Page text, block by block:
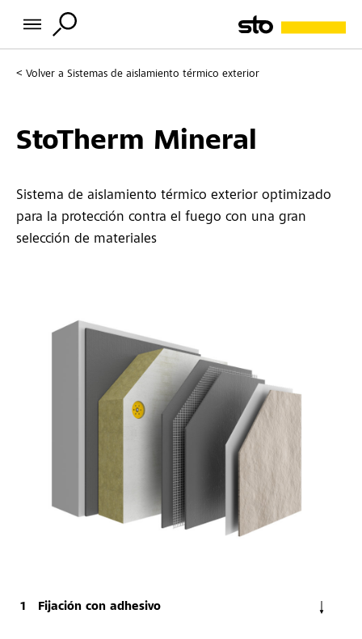
Volver a Sistemas de aislamiento térmico exterior
StoTherm Mineral
Sistema de aislamiento térmico exterior optimizado
para la protección contra el fuego con una gran
selección de materiales
Fijación con adhesivo